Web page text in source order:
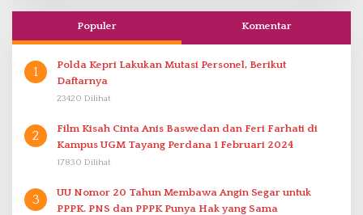
Populer Komentar
1
Polda Kepri Lakukan Mutasi Personel, Berikut
Daftarnya
23420 Dilihat
2
Film Kisah Cinta Anis Baswedan dan Feri Farhati di
Kampus UGM Tayang Perdana 1 Februari 2024
17830 Dilihat
3
UU Nomor 20 Tahun Membawa Angin Segar untuk
PPPK. PNS dan PPPK Punya Hak yang Sama